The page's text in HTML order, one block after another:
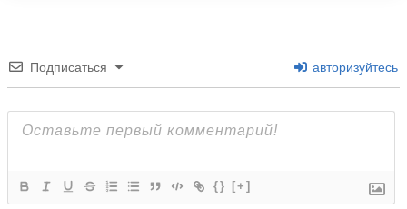
Подписаться авторизуйтесь
{} [+]